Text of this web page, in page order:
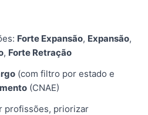
Forte Expansão, Expansão,
, Forte Retração
(com filtro por estado e
(CNAE)
profissões, priorizar